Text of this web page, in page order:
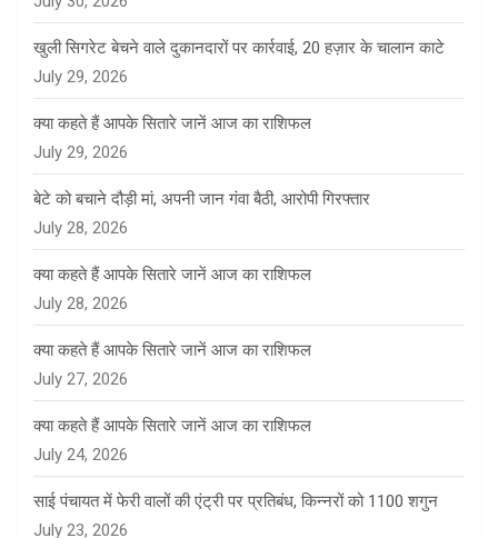
खुली सिगरेट बेचने वाले दुकानदारों पर कार्रवाई, 20 हज़ार के चालान काटे
July 29, 2026
क्या कहते हैं आपके सितारे जानें आज का राशिफल
July 29, 2026
बेटे को बचाने दौड़ी मां, अपनी जान गंवा बैठी, आरोपी गिरफ्तार
July 28, 2026
क्या कहते हैं आपके सितारे जानें आज का राशिफल
July 28, 2026
क्या कहते हैं आपके सितारे जानें आज का राशिफल
July 27, 2026
क्या कहते हैं आपके सितारे जानें आज का राशिफल
July 24, 2026
साई पंचायत में फेरी वालों की एंट्री पर प्रतिबंध, किन्नरों को 1100 शगुन
July 23, 2026